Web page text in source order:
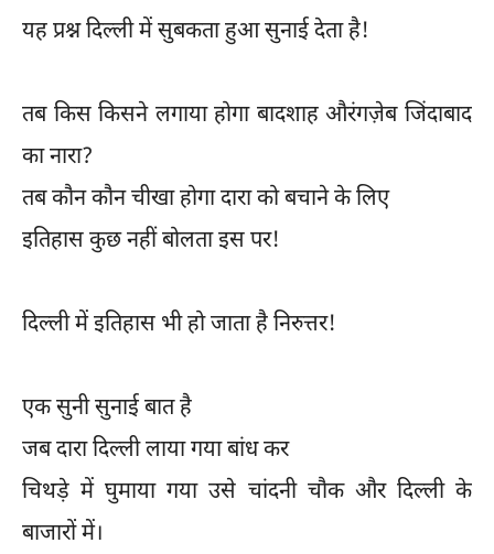
यह प्रश्न दिल्ली में सुबकता हुआ सुनाई देता है!
तब किस किसने लगाया होगा बादशाह औरंगज़ेब जिंदाबाद
का नारा?
तब कौन कौन चीखा होगा दारा को बचाने के लिए
इतिहास कुछ नहीं बोलता इस पर!
दिल्ली में इतिहास भी हो जाता है निरुत्तर!
एक सुनी सुनाई बात है
जब दारा दिल्ली लाया गया बांध कर
चिथड़े में घुमाया गया उसे चांदनी चौक और दिल्ली के
बाजारों में।